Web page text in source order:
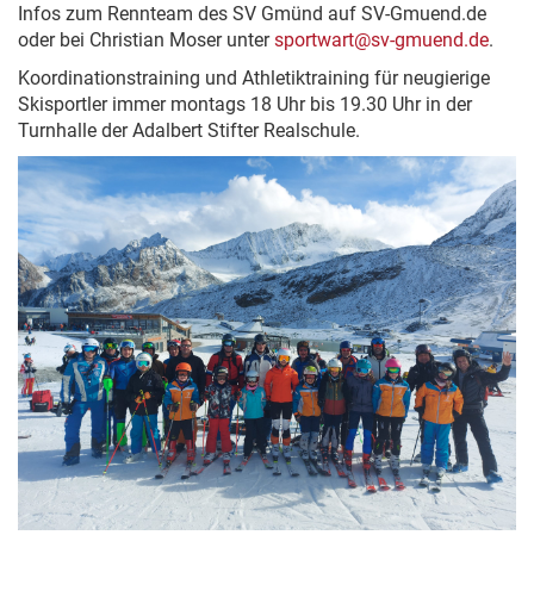
Infos zum Rennteam des SV Gmünd auf SV-Gmuend.de
oder bei Christian Moser untersportwart@sv-gmuend.de.
Koordinationstraining und Athletiktraining für neugierige
Skisportler immer montags 18 Uhr bis 19.30 Uhr in der
Turnhalle der Adalbert Stifter Realschule.